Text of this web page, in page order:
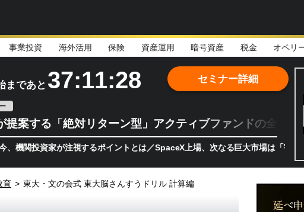
事業投資 海外活用 保険 資産運用 暗号資産 税金 オペリ
まであと 37:11:27
案する「絶対リターン型」アクティブファンドの全貌
家が注視するポイントとは／SpaceX上場、次なる巨大市場は「宇宙!?」 日
セミナー詳細
育 > 東大・文の会式 東大脳さんすうドリル 計算編